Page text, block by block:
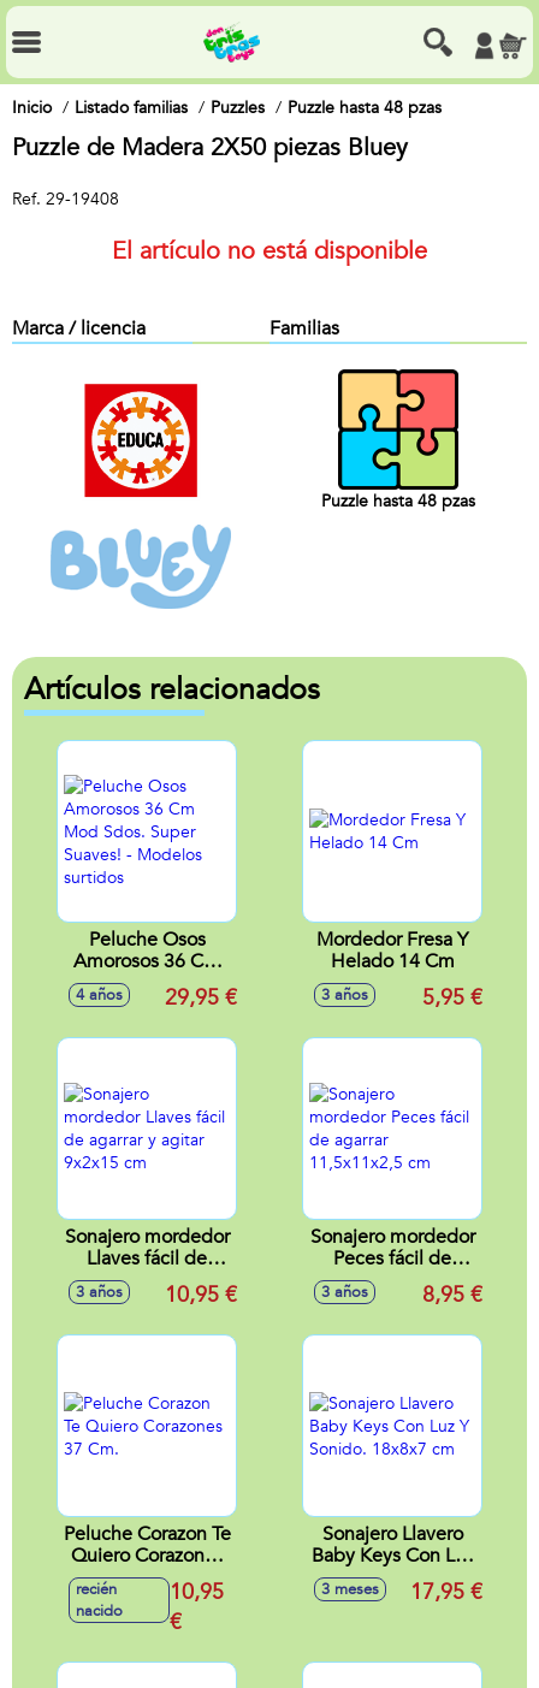
Inicio Listado familias Puzzles Puzzle hasta 48 pzas
Puzzle de Madera 2X50 piezas Bluey
Ref. 29-19408
El artículo no está disponible
Marca / licencia Familias
Puzzle hasta 48 pzas
Artículos relacionados
Peluche Osos
Amorosos 36 Cm
Mod Sdos. Super
Suaves! - Modelos
4 años 29,95 €
Mordedor Fresa Y
Helado 14 Cm
3 años 5,95 €
Sonajero mordedor
Llaves fácil de
agarrar y agitar
9x2x15 cm
3 años 10,95 €
Sonajero mordedor
Peces fácil de
agarrar 11,5x11x2,5
3 años 8,95 €
Peluche Corazon Te
Quiero Corazones
37 Cm.
recién
nacido
10,95
€
Sonajero Llavero
Baby Keys Con Luz
Y Sonido. 18x8x7
cm
3 meses 17,95 €